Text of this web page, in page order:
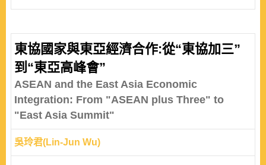
東協國家與東亞經濟合作:從“東協加三”
到“東亞高峰會”
ASEAN and the East Asia Economic
Integration: From "ASEAN plus Three" to
"East Asia Summit"
吳玲君(Lin-Jun Wu)